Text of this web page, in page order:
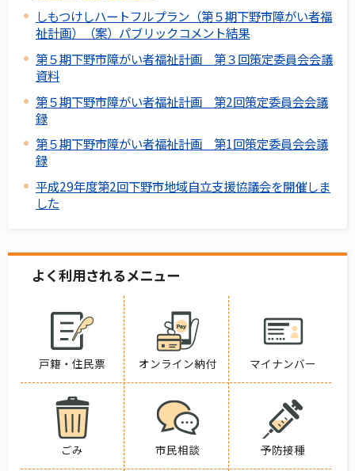
しもつけしハートフルプラン（第５期下野市障がい者福
祉計画）（案）パブリックコメント結果
第５期下野市障がい者福祉計画 第３回策定委員会会議
資料
第５期下野市障がい者福祉計画 第2回策定委員会会議
録
第５期下野市障がい者福祉計画 第1回策定委員会会議
録
平成29年度第2回下野市地域自立支援協議会を開催しま
した
よく利用されるメニュー
戸籍・住民票 オンライン納付 マイナンバー
ごみ 市民相談 予防接種